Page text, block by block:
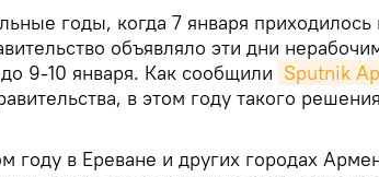
годы, когда 7 января приходилось
объявляло эти дни
9-10 января. Как сообщили Sputnik
в этом году такого
году в Ереване и других городах